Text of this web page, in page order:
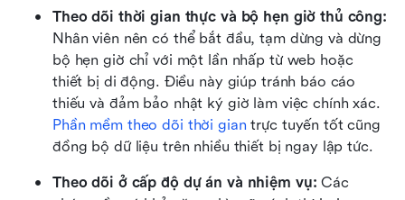
Theo dõi thời gian thực và bộ hẹn giờ thủ công:
Nhân viên nên có thể bắt đầu, tạm dừng và dừng
bộ hẹn giờ chỉ với một lần nhấp từ web hoặc
thiết bị di động. Điều này giúp tránh báo cáo
Phần mềm theo dõi thời gian trực tuyến tốt cũng
đồng bộ dữ liệu trên nhiều thiết bị ngay lập tức.
Theo dõi ở cấp độ dự án và nhiệm vụ: Các